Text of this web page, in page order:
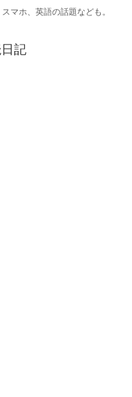
マホ、英語の話題なども。
記